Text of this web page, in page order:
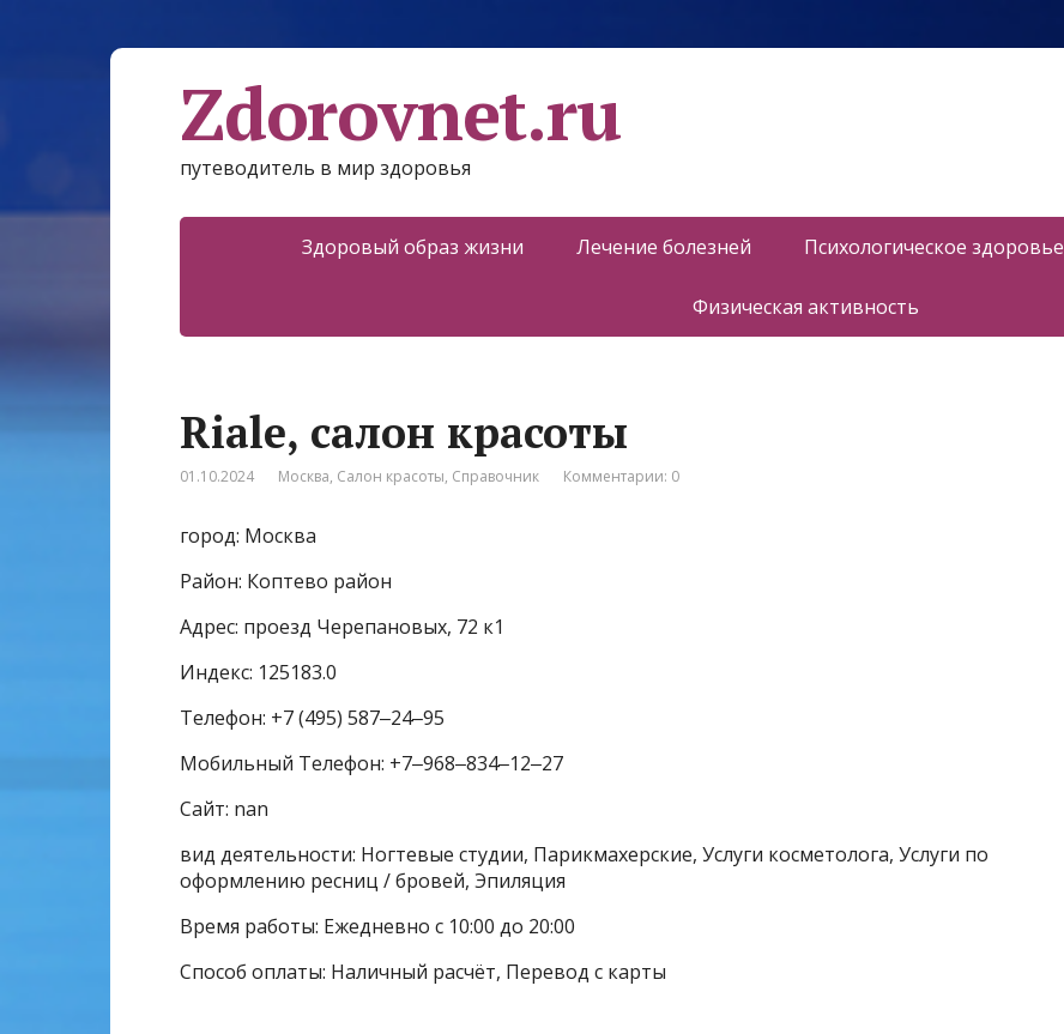
Zdorovnet.ru
путеводитель в мир здоровья
Здоровый образ жизни Лечение болезней Психологическое здоровье
Физическая активность
Riale, салон красоты
01.10.2024 Москва, Салон красоты, Справочник Комментарии: 0
город: Москва
Район: Коптево район
Адрес: проезд Черепановых, 72 к1
Индекс: 125183.0
Телефон: +7 (495) 587‒24‒95
Мобильный Телефон: +7‒968‒834‒12‒27
Сайт: nan
вид деятельности: Ногтевые студии, Парикмахерские, Услуги косметолога, Услуги по
оформлению ресниц / бровей, Эпиляция
Время работы: Ежедневно с 10:00 до 20:00
Способ оплаты: Наличный расчёт, Перевод с карты